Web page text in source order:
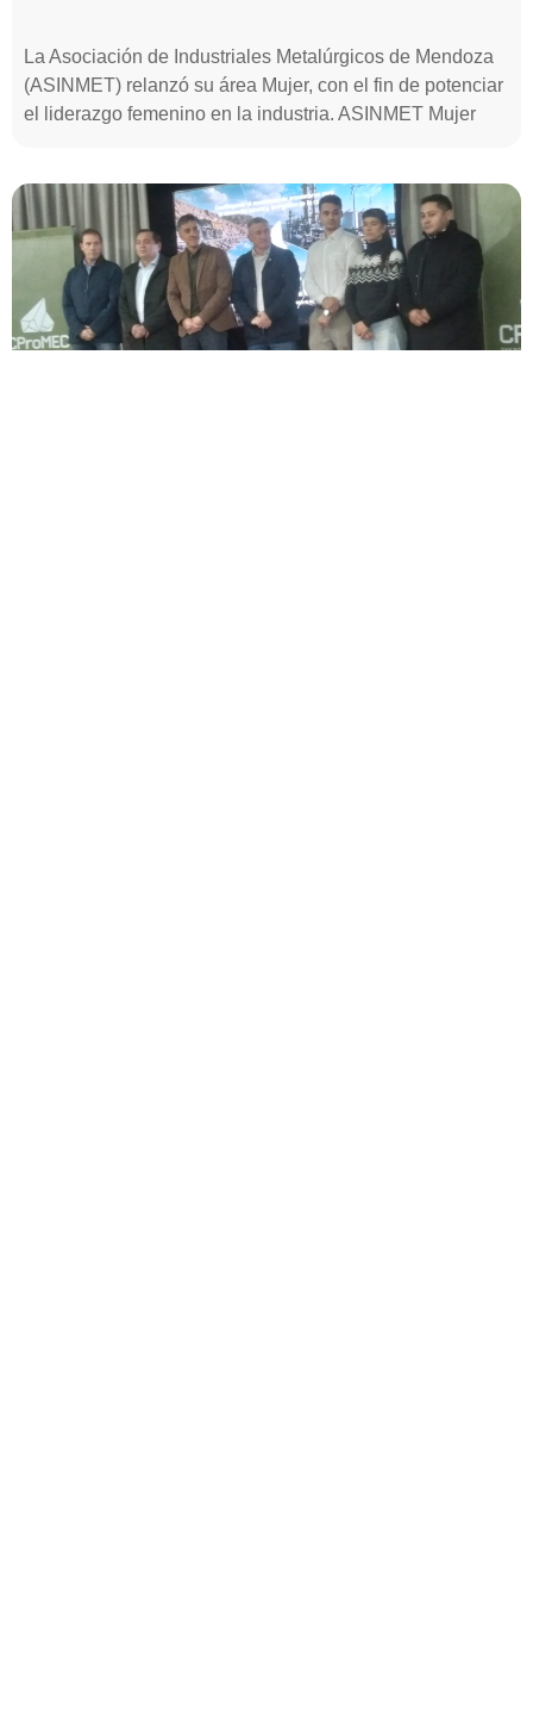
La Asociación de Industriales Metalúrgicos de Mendoza
(ASINMET) relanzó su área Mujer, con el fin de potenciar
el liderazgo femenino en la industria. ASINMET Mujer